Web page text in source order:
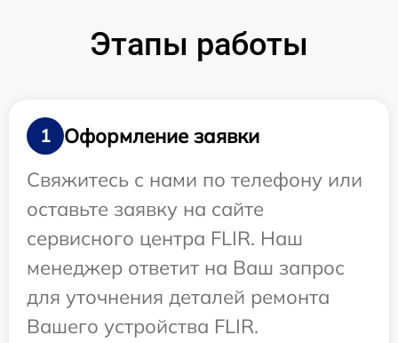
Этапы работы
1
Оформление заявки
Свяжитесь с нами по телефону или
оставьте заявку на сайте
сервисного центра FLIR. Наш
менеджер ответит на Ваш запрос
для уточнения деталей ремонта
Вашего устройства FLIR.